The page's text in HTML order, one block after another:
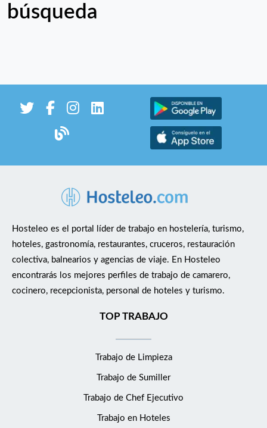
búsqueda
Hosteleo es el portal líder de trabajo en hostelería, turismo,
hoteles, gastronomía, restaurantes, cruceros, restauración
colectiva, balnearios y agencias de viaje. En Hosteleo
encontrarás los mejores perfiles de trabajo de camarero,
cocinero, recepcionista, personal de hoteles y turismo.
TOP TRABAJO
Trabajo de Limpieza
Trabajo de Sumiller
Trabajo de Chef Ejecutivo
Trabajo en Hoteles